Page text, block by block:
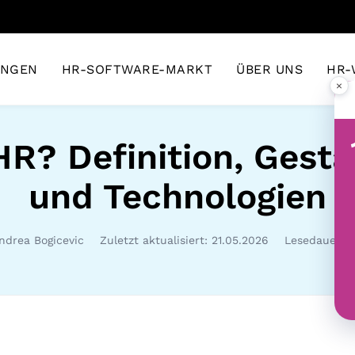
HR-SOFTWARE-MARKT ÜBER UNS HR-
Definition,
und Technologien
Bogicevic Zuletzt aktualisiert: 21.05.2026 Lesedauer: 7
×